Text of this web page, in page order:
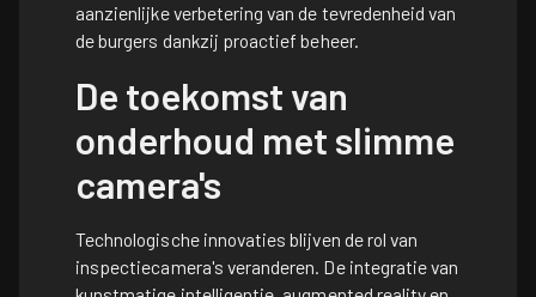
aanzienlijke verbetering van de tevredenheid van
de burgers dankzij proactief beheer.
De toekomst van
onderhoud met slimme
camera's
Technologische innovaties blijven de rol van
inspectiecamera's veranderen. De integratie van